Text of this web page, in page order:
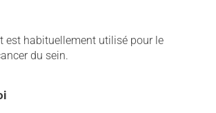
est habituellement utilisé pour le
du sein.